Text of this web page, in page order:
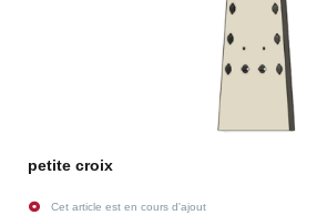
petite croix
Cet article est en cours d'ajout